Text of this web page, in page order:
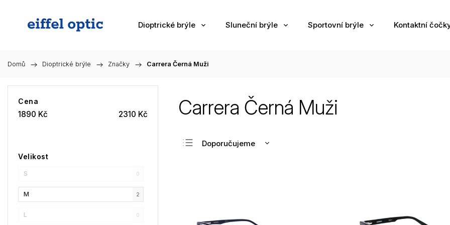
Dioptrické brýle Sluneční brýle Sportovní brýle Kontaktní
Domů / Dioptrické brýle / Značky / Carrera Černá Muži
Cena
1890 Kč 2310 Kč
Velikost
S 0
M 2
L 0
Carrera Černá Muži
Doporučujeme